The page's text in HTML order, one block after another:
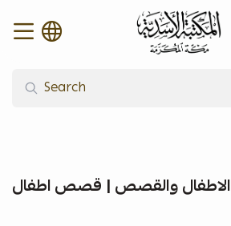
alasadiah
الاطفال والقصص | قصص اطفال